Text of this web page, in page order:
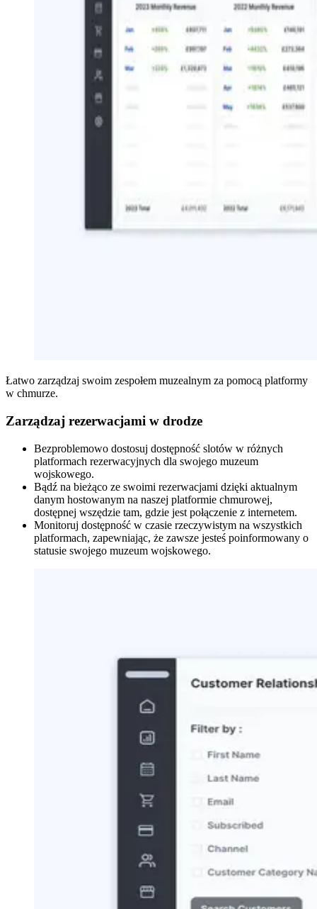
Łatwo zarządzaj swoim zespołem muzealnym za pomocą platformy
w chmurze.
Zarządzaj rezerwacjami w drodze
Bezproblemowo dostosuj dostępność slotów w różnych
platformach rezerwacyjnych dla swojego muzeum
wojskowego.
Bądź na bieżąco ze swoimi rezerwacjami dzięki aktualnym
danym hostowanym na naszej platformie chmurowej,
dostępnej wszędzie tam, gdzie jest połączenie z internetem.
Monitoruj dostępność w czasie rzeczywistym na wszystkich
platformach, zapewniając, że zawsze jesteś poinformowany o
statusie swojego muzeum wojskowego.